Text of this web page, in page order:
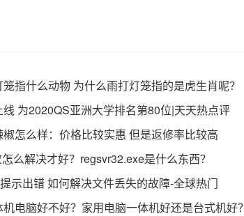
笼指什么动物 为什么雨打灯笼指的是虎生肖呢？
为2020QS亚洲大学排名第80位|天天热点评
椒怎么样：价格比较实惠 但是返修率比较高
么解决才好？regsvr32.exe是什么东西？
示出错 如何解决文件丢失的故障-全球热门
电脑好不好？家用电脑一体机好还是台式机好？